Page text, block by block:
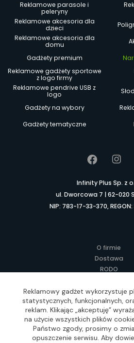
Reklamowe parasole i
peleryny
Reklamowe akcesoria dla
dzieci
Reklamowe akcesoria dla
domu
Gadżety premium
Reklamowe gadżety sportowe
z logo firmy
Reklamowe pendrive USB z
logo
Gadżety na wybory
Gadżety tematyczne
Infinity Plus Sp. z
ul. Dworcowa 7 | 62-020
NIP: 783-17-33-370,
O firmie
Dostawa
RODO
Regulamin
Lokalne Gadżety
Jak zamawiać?
Słownik pojęć
FAQ
Reklamowy gadżet wykorzystuje
statystycznych, funkcjonalnych,
reklam. Klikając „akceptuję”
na użycie wszystkich plików
Państwo zgody, prosimy o
opuszczenie serwisu. Aby